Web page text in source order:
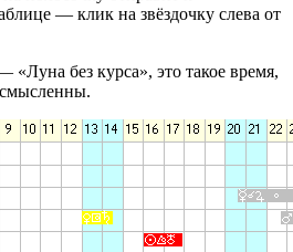
— клик на звёздочку слева от
без курса», это такое время,